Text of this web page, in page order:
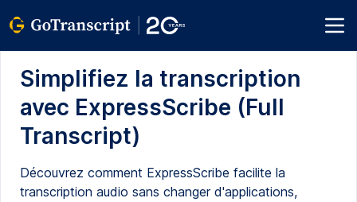
Simplifiez la transcription
avec ExpressScribe (Full
Transcript)
Découvrez comment ExpressScribe facilite la
transcription audio sans changer d'applications,